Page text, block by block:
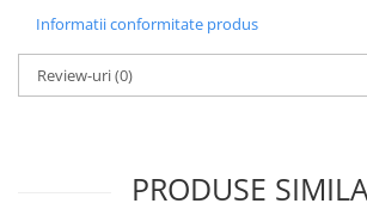
Acumulatori si incarcatoare
Freze si carote
Informatii conformitate produs
Review-uri(0)
PRODUSE